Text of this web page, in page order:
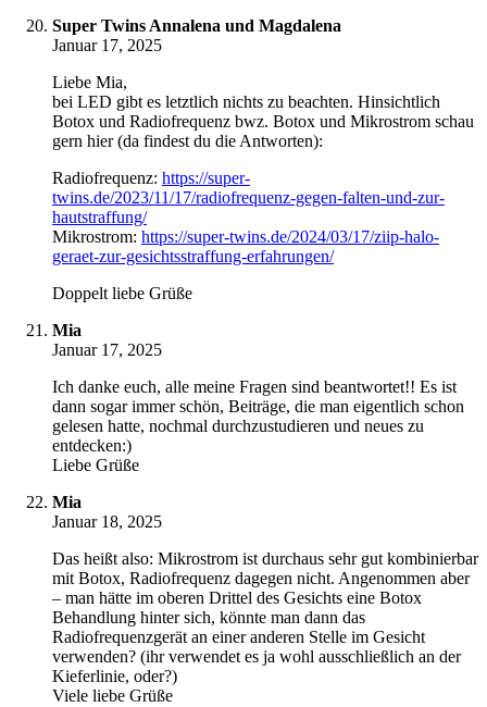
Super Twins Annalena und Magdalena
Januar 17, 2025
Liebe Mia,
bei LED gibt es letztlich nichts zu beachten. Hinsichtlich
Botox und Radiofrequenz bwz. Botox und Mikrostrom schau
gern hier (da findest du die Antworten):
Radiofrequenz: https://super-
twins.de/2023/11/17/radiofrequenz-gegen-falten-und-zur-
hautstraffung/
Mikrostrom: https://super-twins.de/2024/03/17/ziip-halo-
geraet-zur-gesichtsstraffung-erfahrungen/
Doppelt liebe Grüße
Mia
Januar 17, 2025
Ich danke euch, alle meine Fragen sind beantwortet!! Es ist
dann sogar immer schön, Beiträge, die man eigentlich schon
gelesen hatte, nochmal durchzustudieren und neues zu
entdecken:)
Liebe Grüße
Mia
Januar 18, 2025
Das heißt also: Mikrostrom ist durchaus sehr gut kombinierbar
mit Botox, Radiofrequenz dagegen nicht. Angenommen aber
– man hätte im oberen Drittel des Gesichts eine Botox
Behandlung hinter sich, könnte man dann das
Radiofrequenzgerät an einer anderen Stelle im Gesicht
verwenden? (ihr verwendet es ja wohl ausschließlich an der
Kieferlinie, oder?)
Viele liebe Grüße